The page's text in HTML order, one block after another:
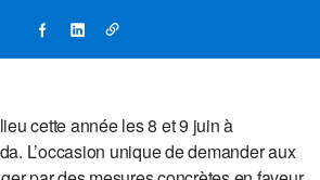
cette année les 8 et 9 juin à
L’occasion unique de demander aux